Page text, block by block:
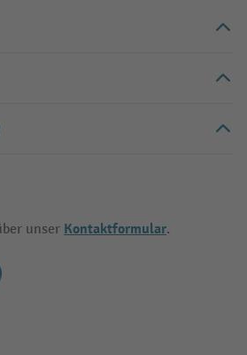
unser Kontaktformular.